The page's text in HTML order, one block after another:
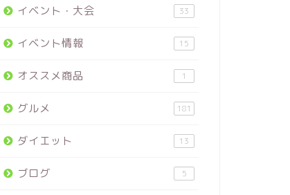
イベント・大会 33
イベント情報 15
オススメ商品 1
グルメ 181
ダイエット 13
ブログ 5